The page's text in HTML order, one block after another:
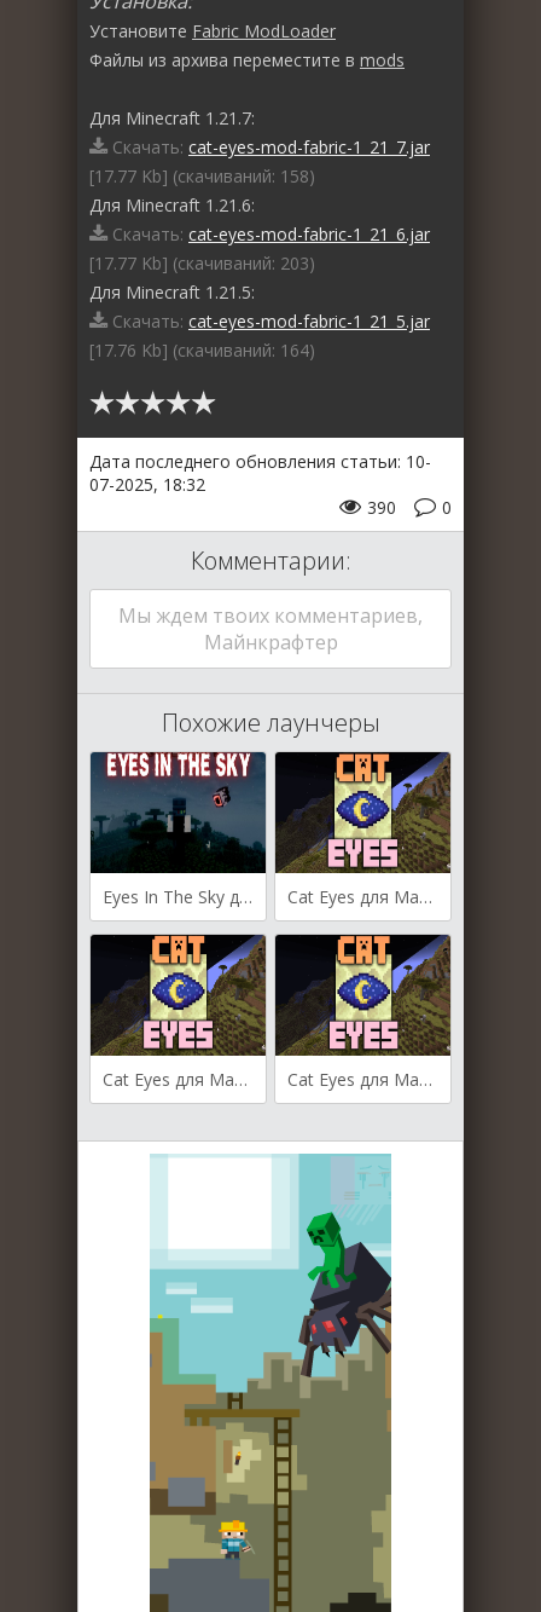
Установите Fabric ModLoader
Файлы из архива переместите в mods
Для Minecraft 1.21.7:
Скачать: cat-eyes-mod-fabric-1_21_7.jar
[17.77 Kb] (cкачиваний: 158)
Для Minecraft 1.21.6:
Скачать: cat-eyes-mod-fabric-1_21_6.jar
[17.77 Kb] (cкачиваний: 203)
Для Minecraft 1.21.5:
Скачать: cat-eyes-mod-fabric-1_21_5.jar
[17.76 Kb] (cкачиваний: 164)
Дата последнего обновления статьи: 10-
07-2025, 18:32
0
390
Комментарии:
Мы ждем твоих комментариев,
Майнкрафтер
Похожие лаунчеры
Eyes In The Sky для Майнкрафт [1.21.7, 1.21.6, 1.21.5] Cat Eyes для Майнкрафт [1.21.4, 1.21.3, 1.21]
Cat Eyes для Майнкрафт [1.20.4, 1.20.2] Cat Eyes для Майнкрафт [1.20.1, 1.20, 1.19.4]